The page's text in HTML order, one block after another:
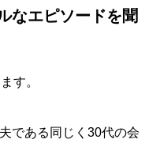
なエピソードを聞
す。
である同じく30代の会